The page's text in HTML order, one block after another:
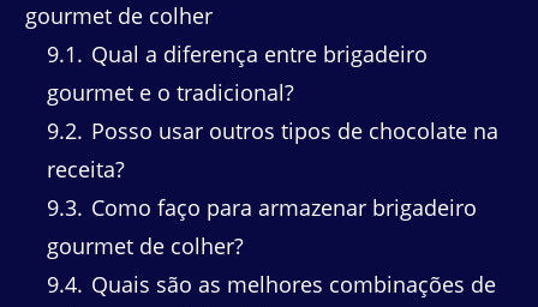
gourmet de colher
9.1
Qual a diferença entre brigadeiro
gourmet e o tradicional?
9.2 Posso usar outros tipos de chocolate na
receita?
9.3 Como faço para armazenar brigadeiro
gourmet de colher?
9.4 Quais são as melhores combinações de